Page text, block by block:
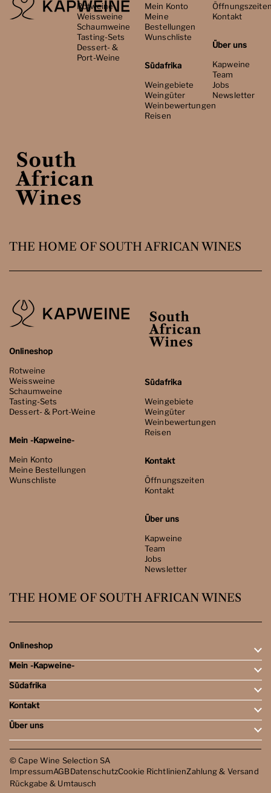
Rotweine
Weissweine
Schaumweine
Tasting-Sets
Dessert- &
Port-Weine
Mein Konto
Meine
Bestellungen
Wunschliste
Südafrika
Weingebiete
Weingüter
Weinbewertungen
Reisen
Kontakt
Über uns
Kapweine
Team
Jobs
Newsletter
THE HOME OF SOUTH AFRICAN WINES
Onlineshop
Rotweine
Weissweine
Schaumweine
Tasting-Sets
Dessert- & Port-Weine
Mein -Kapweine-
Mein Konto
Meine Bestellungen
Wunschliste
Südafrika
Weingebiete
Weingüter
Weinbewertungen
Reisen
Kontakt
Öffnungszeiten
Kontakt
Über uns
Kapweine
Team
Jobs
Newsletter
THE HOME OF SOUTH AFRICAN WINES
Onlineshop
Rotweine
Weissweine
Schaumweine
Tasting-Sets
Dessert- & Port-Weine
Mein -Kapweine-
Mein Konto
Meine Bestellungen
Wunschliste
Südafrika
Weingebiete
Weingüter
Weinbewertungen
Reisen
Kontakt
Öffnungszeiten
Kontakt
Über uns
Kapweine
Team
Jobs
Newsletter
© Cape Wine Selection SA
ImpressumAGBDatenschutzCookie RichtlinienZahlung & Versand
Rückgabe & Umtausch